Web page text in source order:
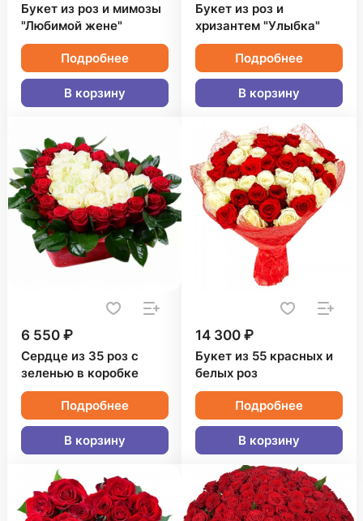
Букет из роз и мимозы
"Любимой жене"
Подробнее
В корзину
Букет из роз и
хризантем "Улыбка"
Подробнее
В корзину
6 550 ₽
Сердце из 35 роз с
зеленью в коробке
Подробнее
В корзину
14 300 ₽
Букет из 55 красных и
белых роз
Подробнее
В корзину